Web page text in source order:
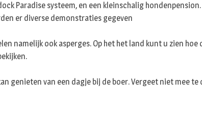
Paradise systeem, en een kleinschalig
er diverse demonstraties gegeven
namelijk ook asperges. Op het het land kunt u zien
genieten van een dagje bij de boer. Vergeet niet mee te